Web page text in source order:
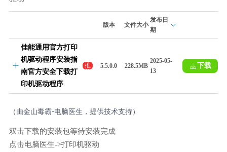
版本 文件大小
发布日
期
佳能通用官方打印
机驱动程序安装指
南官方安全下载打
印机驱动程序
推
5.5.0.0 228.5MB
2025-05-
13
下载
（由金山毒霸-电脑医生，提供技术支持）
双击下载的安装包等待安装完成
点击电脑医生->打印机驱动